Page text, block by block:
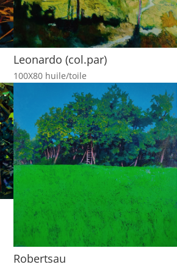
Leonardo (col.par)
100X80 huile/toile
Robertsau